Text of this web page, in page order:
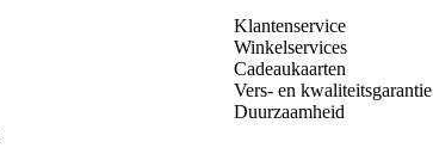
Klantenservice
Winkelservices
Cadeaukaarten
Vers- en kwaliteitsgarantie
Duurzaamheid